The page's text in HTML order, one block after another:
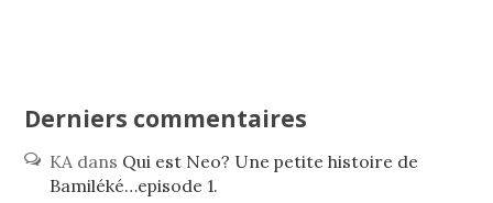
Derniers commentaires
KA dans Qui est Neo? Une petite histoire de
Bamiléké…episode 1.